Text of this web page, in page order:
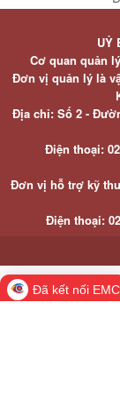
UỶ
Cơ quan quản
Đơn vị quản lý là
Địa chỉ: Số 2 -
Điện thoại:
Đơn vị hỗ trợ kỹ
Điện thoại:
Đã kết nối EMC